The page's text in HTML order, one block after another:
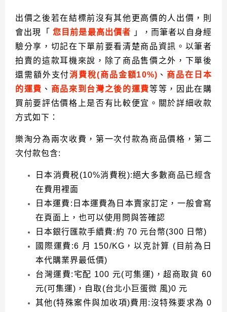
出價之後若在結標前沒有其他更高價的人出價，則
會出現「 您目前是最高出價者
」，而筆者以自身經
驗分享，切記在下單前要看清楚商品資訊。以筆者
拍賣的這款耳機來說，除了商品售價之外，下單後
還需額外支付消費稅(商品金額10%) 、 商品在日本
的運費 、 商品來到台灣之後的運費等等，因此在購
買前要評估價格上是否有比較便宜。關於詳細收款
方式如下：
樂淘分為兩次收費，第一次付款為商品價格，第二
次付款包含:
日本消費税 (10%消費稅):絕大多數商品已經含
在費用裡面
日本運費 : 日本運費為日本賣家訂定，一般會寫
在頁面上，也可以使用問與答確認
日本銀行匯款手續費:約 70 元台幣(300 日幣)
國際運費 :6 月 150/KG ，以克計算 ( 目前為日
本代購業界最低價)
台灣運費: 宅配 100 元(可集運) ，超商取貨 60
元(可集運) ，自取 (台北小巨蛋微 風)0 元
其他 (特殊案件與加收項)費用 :沒特殊要求為 0